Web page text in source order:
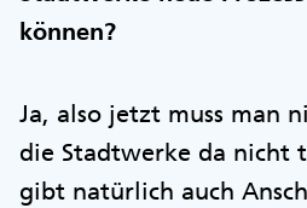
können?
Ja, also jetzt muss man
die Stadtwerke da nicht
gibt natürlich auch